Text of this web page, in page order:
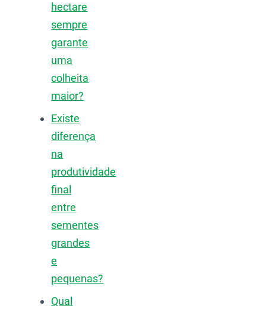
hectare
sempre
garante
uma
colheita
maior?
Existe
diferença
na
produtividade
final
entre
sementes
grandes
e
pequenas?
Qual